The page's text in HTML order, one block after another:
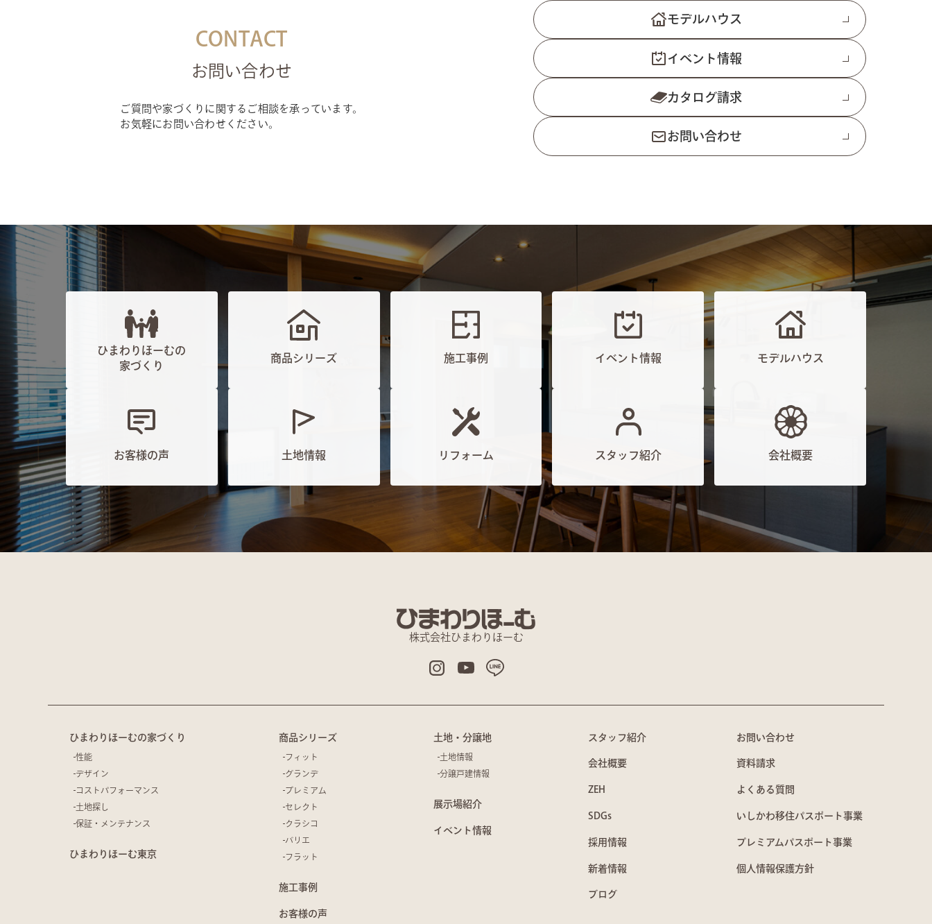
CONTACT
お問い合わせ
ご質問や家づくりに関するご相談を承っています。
お気軽にお問い合わせください。
モデルハウス
イベント情報
カタログ請求
お問い合わせ
ひまわりほーむの
家づくり
商品シリーズ 施工事例 イベント情報 モデルハウス
お客様の声 土地情報 リフォーム スタッフ紹介 会社概要
株式会社ひまわりほーむ
ひまわりほーむの家づくり
性能
デザイン
コストパフォーマンス
土地探し
保証・メンテナンス
商品シリーズ
フィット
グランデ
プレミアム
セレクト
クラシコ
バリエ
フラット
ひまわりほーむ東京
施工事例
お客様の声
土地・分譲地
土地情報
分譲戸建情報
展示場紹介
イベント情報
スタッフ紹介
会社概要
ZEH
SDGs
採用情報
新着情報
ブログ
お問い合わせ
資料請求
よくある質問
いしかわ移住パスポート事業
プレミアムパスポート事業
個人情報保護方針